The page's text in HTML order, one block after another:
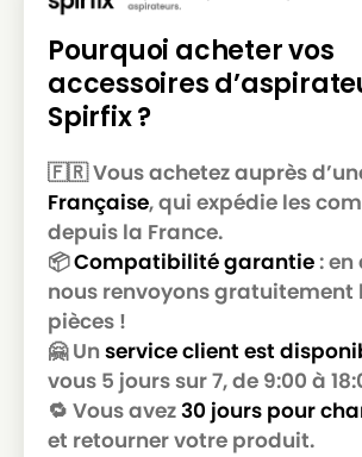
PHILIPS
PHILIPS SAHARA
PHILIPS
PHILIPS SEVILLA
PHILIPS
PHILIPS SPECIALIST (SERIE)
PHILIPS
PHILIPS STOCKHOLM
PHILIPS
PHILIPS SYDNEY
PHILIPS
PHILIPS TOKYO
PHILIPS
PHILIPS TRANSPARENT BONNY
PHILIPS
PHILIPS TRI-ACTIVE
PHILIPS
PHILIPS UNIVERSE (SERIE)
PHILIPS
PHILIPS VENICE
Pourquoi acheter vos
accessoires
Spirfix ?
🇫🇷 Vous achetez auprès
Française, qui expédie les
depuis la France.
📦Compatibilité garantie: en
nous renvoyons gratuitement
pièces !
🤗 Un service client est
vous 5 jours sur 7, de 9:00 à
🔁 Vous avez30 jours pour
et retourner votre produit.